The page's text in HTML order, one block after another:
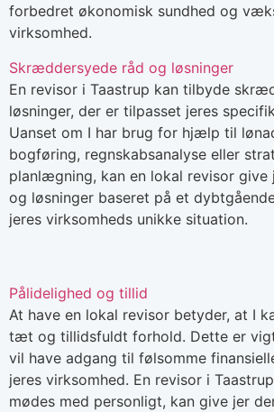
forbedret økonomisk sundhed og
virksomhed.
Skræddersyede råd og løsninger
En revisor i Taastrup kan tilbyde
løsninger, der er tilpasset jeres
Uanset om I har brug for hjælp til
bogføring, regnskabsanalyse eller
planlægning, kan en lokal revisor give
og løsninger baseret på et
jeres virksomheds unikke situation.
Pålidelighed og tillid
At have en lokal revisor betyder, at I
tæt og tillidsfuldt forhold. Dette er
vil have adgang til følsomme
jeres virksomhed. En revisor i
mødes med personligt, kan give jer